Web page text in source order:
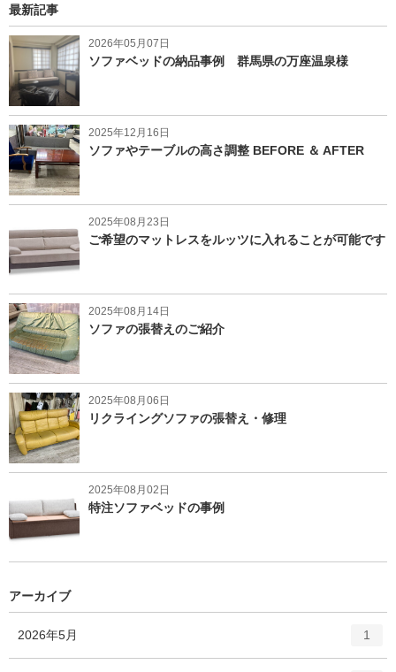
最新記事
2026年05月07日
ソファベッドの納品事例 群馬県の万座温泉様
2025年12月16日
ソファやテーブルの高さ調整 BEFORE ＆ AFTER
2025年08月23日
ご希望のマットレスをルッツに入れることが可能です
2025年08月14日
ソファの張替えのご紹介
2025年08月06日
リクライングソファの張替え・修理
2025年08月02日
特注ソファベッドの事例
アーカイブ
2026年5月 1